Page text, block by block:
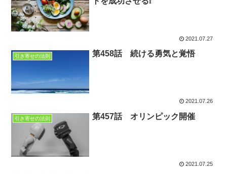
2021.07.27
引き寄せの法則 第458話 続ける勇気と覚悟
2021.07.26
引き寄せの法則 第457話 オリンピック開催
2021.07.25